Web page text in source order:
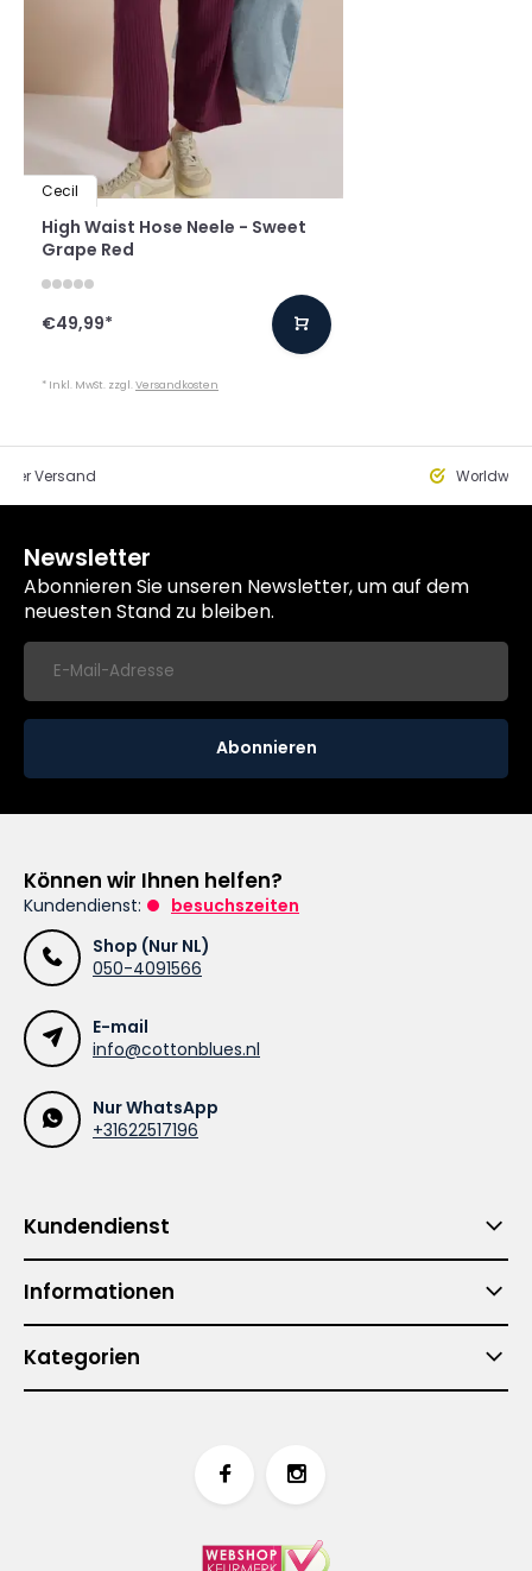
Cecil
High Waist Hose Neele - Sweet
Grape Red
€49,99*
* Inkl. MwSt. zzgl.Versandkosten
Versand
Newsletter
Abonnieren Sie unseren Newsletter, um auf dem
neuesten Stand zu bleiben.
Abonnieren
Können wir Ihnen helfen?
Kundendienst:
besuchszeiten
Shop (Nur NL)
050-4091566
E-mail
info@cottonblues.nl
Nur WhatsApp
+31622517196
Kundendienst
Informationen
Kategorien